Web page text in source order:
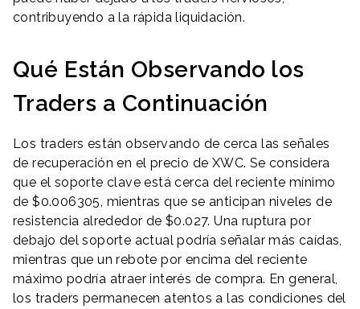
contribuyendo a la rápida liquidación.
Qué Están Observando los
Traders a Continuación
Los traders están observando de cerca las señales
de recuperación en el precio de XWC. Se considera
que el soporte clave está cerca del reciente mínimo
de $0.006305, mientras que se anticipan niveles de
resistencia alrededor de $0.027. Una ruptura por
debajo del soporte actual podría señalar más caídas,
mientras que un rebote por encima del reciente
máximo podría atraer interés de compra. En general,
los traders permanecen atentos a las condiciones del